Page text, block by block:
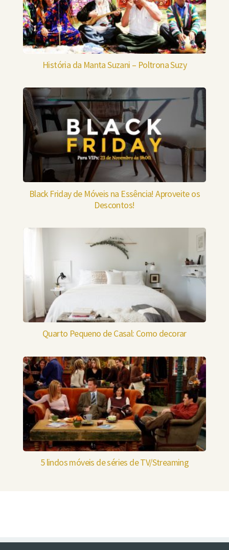
História da Manta Suzani – Poltrona Suzy
Black Friday de Móveis na Essência! Aproveite os
Descontos!
Quarto Pequeno de Casal: Como decorar
5 lindos móveis de séries de TV/Streaming